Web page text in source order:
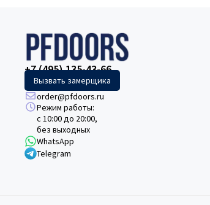
+7 (495) 135-43-66
Вызвать замерщика
order@pfdoors.ru
Режим работы:
с 10:00 до 20:00,
без выходных
WhatsApp
Telegram